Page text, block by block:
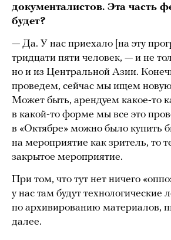
документалистов. Эта часть
будет?
— Да. У нас приехало [на эту
тридцати пяти человек, — и не
но и из Центральной Азии.
проведем, сейчас мы ищем
Может быть, арендуем какое-то
в какой-то форме мы все это
в «Октябре» можно было купить
на мероприятие как зритель, то
закрытое мероприятие.
При том, что тут нет ничего
у нас там будут технологические
по архивированию материалов,
далее.